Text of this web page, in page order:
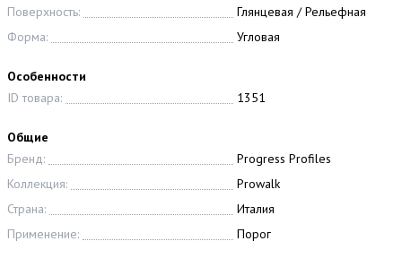
Поверхность:
Глянцевая / Рельефная
Форма:
Угловая
Особенности
ID товара:
1351
Общие
Бренд:
Progress Profiles
Коллекция:
Prowalk
Страна:
Италия
Применение:
Порог